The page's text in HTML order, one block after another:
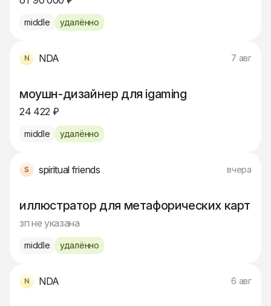
middle удалённо
NDA 7 авг
моушн-дизайнер для igaming
24 422 ₽
middle удалённо
spiritual friends вчера
иллюстратор для метафорических карт
зп не указана
middle удалённо
NDA 6 авг